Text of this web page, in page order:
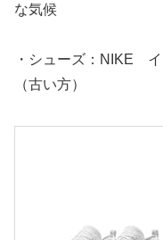
な気候
・シューズ：NIKE
（古い方）